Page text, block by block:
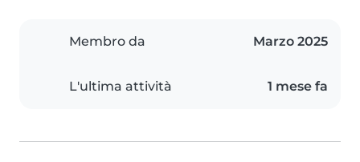
Membro da Marzo 2025
L'ultima attività 1 mese fa